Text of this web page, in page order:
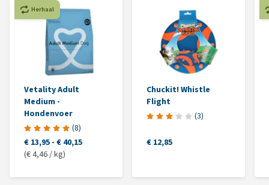
Herhaal
Vetality Adult
Medium -
Hondenvoer
(8)
€ 13,95 - € 40,15
(€ 4,46 / kg)
Chuckit! Whistle
Flight
(3)
€ 12,85